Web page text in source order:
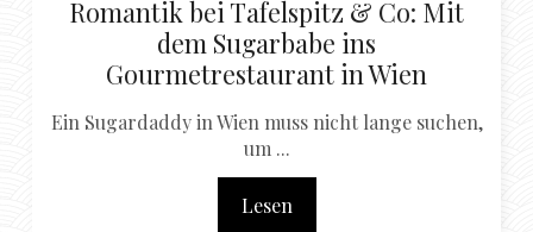
Romantik bei Tafelspitz & Co: Mit
dem Sugarbabe ins
Gourmetrestaurant in Wien
Ein Sugardaddy in Wien muss nicht lange suchen,
um ...
Lesen